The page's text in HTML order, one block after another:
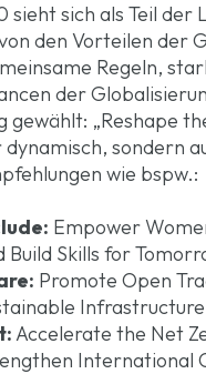
sieht sich als Teil
den Vorteilen der
Regeln,
der
gewählt: „Reshape
dynamisch, sondern
wie bspw.:
Empower
Build Skills for
Promote Open
Accelerate the Net
International